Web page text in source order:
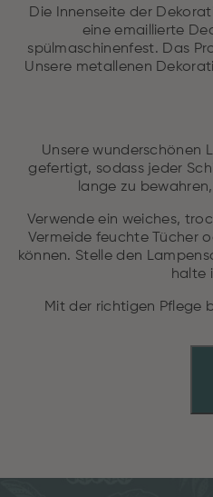
Die Innenseite der
eine emaillierte
spülmaschinenfest. Das
Unsere metallenen
Unsere wunderschönen
gefertigt, sodass jeder
lange zu
Verwende ein weiches,
Vermeide feuchte Tücher
können. Stelle den
halte
Mit der richtigen Pflege